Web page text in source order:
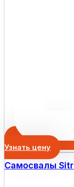
Узнать цену
Самосвалы